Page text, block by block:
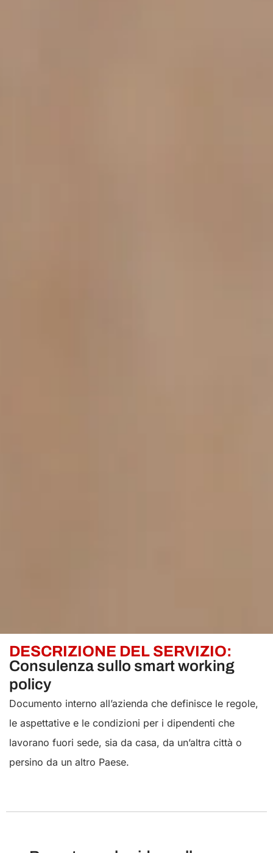
DESCRIZIONE DEL SERVIZIO:
Consulenza sullo smart working
policy
Documento interno all’azienda che definisce le regole,
le aspettative e le condizioni per i dipendenti che
lavorano fuori sede, sia da casa, da un’altra città o
persino da un altro Paese.